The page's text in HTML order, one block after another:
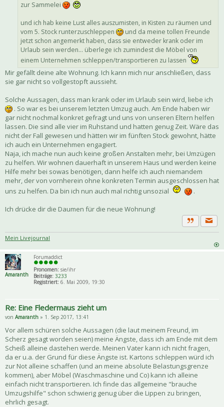
zur Sammelei
und ich hab keine Lust alles auszumisten, in Kisten zu räumen und
vom 5. Stock runterzuschleppen
und da meine tollen Freunde
jetzt schon angemerkt haben, dass sie entweder krank oder im
Urlaub sein werden... überlege ich zumindest die Möbel von
einem Unternehmen schleppen/transportieren zu lassen
Mir gefällt deine alte Wohnung. Ich kann mich nur anschließen, dass
sie gar nicht so vollgestopft aussieht.
Solche Aussagen, dass man krank oder im Urlaub sein wird, liebe ich
. So war es bei unserem letzten Umzug auch. Am Ende haben wir
gar nicht nochmal konkret gefragt und uns von unseren Eltern helfen
lassen. Die sind alle vier im Ruhstand und hatten genug Zeit. Wäre das
nicht der Fall gewesen und hätten wir im fünften Stock gewohnt, hätte
ich auch ein Unternehmen engagiert.
Naja, ich mache nun auch keine großen Anstalten mehr, bei Umzügen
zu helfen. Wir wohnen dauerhaft in unserem Haus und werden keine
Hilfe mehr bei sowas benötigen, dann helfe ich auch niemandem
mehr, der von vornherein ohne konkreten Termin ausgeschlossen hat
uns zu helfen. Da bin ich nun auch mal richtig unsozial
.
Ich drücke dir die Daumen für die neue Wohnung!
Zitat
Mein Livejournal
Amaranth
Forumaddict
Pronomen: sie/ihr
Beiträge: 3233
Registriert: 6. Mai 2009, 19:30
Re: Eine Fledermaus zieht um
von Amaranth » 1. Sep 2017, 13:41
Vor allem schüren solche Aussagen (die laut meinem Freund, im
Scherz gesagt worden seien) meine Ängste, dass ich am Ende mit dem
Scheiß alleine dastehen werde. Meinen Vater kann ich nicht fragen,
da er u.a. der Grund für diese Ängste ist. Kartons schleppen würd ich
zur Not alleine schaffen (und an meine absolute Belastungsgrenze
kommen), aber Möbel (Waschmaschine und Co) kann ich alleine
einfach nicht transportieren. Ich finde das allgemeine "brauche
Umzugshilfe" schon schwierig genug über die Lippen zu bringen,
ehrlich gesagt.